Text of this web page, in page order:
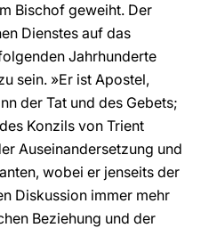
Bischof geweiht. Der
Dienstes auf das
Jahrhunderte
sein. »Er ist Apostel,
der Tat und des Gebets;
Konzils von Trient
Auseinandersetzung und
wobei er jenseits der
Diskussion immer mehr
Beziehung und der